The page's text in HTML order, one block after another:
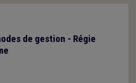
de gestion - Régie